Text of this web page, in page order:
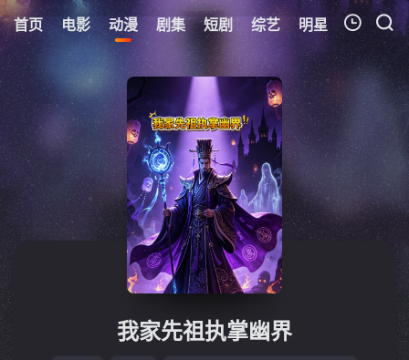
首页 电影 动漫 剧集 短剧 综艺 明星 周表
暂无观看影片的记录
我家先祖执掌幽界